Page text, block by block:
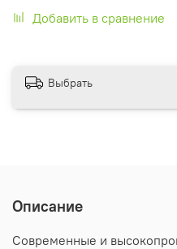
Добавить в сравнение
Выбрать
Описание
Современные и